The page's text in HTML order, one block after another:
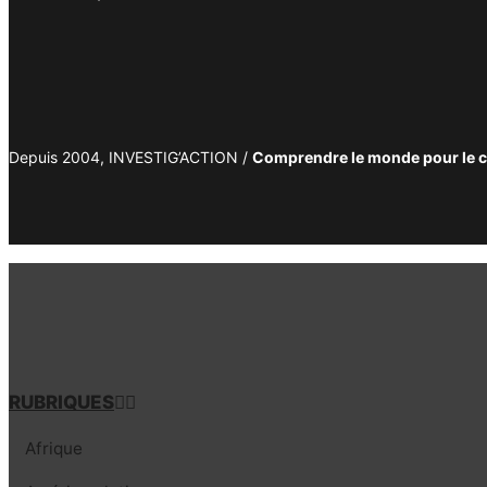
Depuis 2004, INVESTIG’ACTION / Comprendre le monde pour le
RUBRIQUES
Afrique